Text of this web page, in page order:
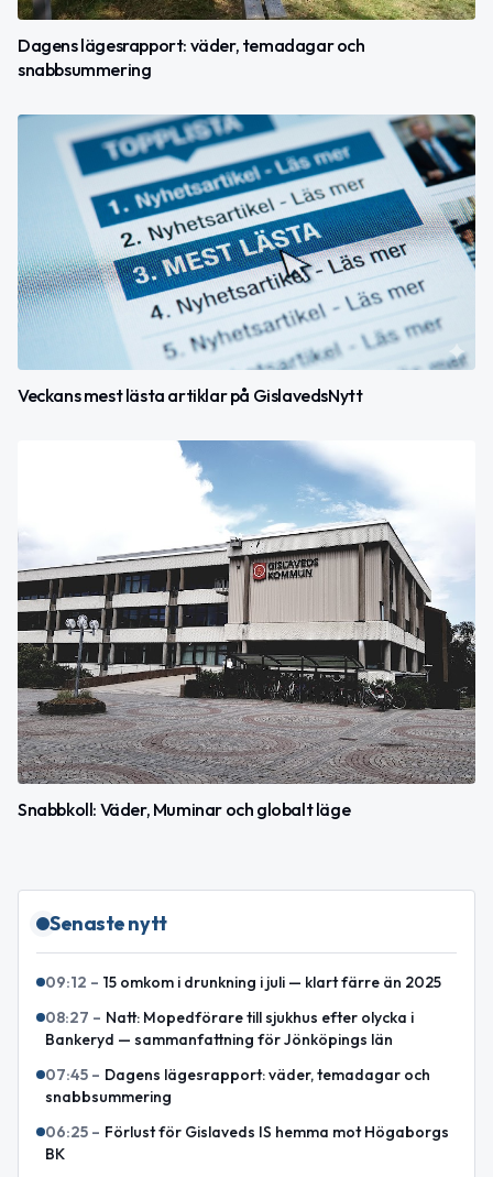
Dagens lägesrapport: väder, temadagar och
snabbsummering
Veckans mest lästa artiklar på GislavedsNytt
Snabbkoll: Väder, Muminar och globalt läge
Senaste nytt
09:12 – 15 omkom i drunkning i juli — klart färre än 2025
08:27 – Natt: Mopedförare till sjukhus efter olycka i
Bankeryd — sammanfattning för Jönköpings län
07:45 – Dagens lägesrapport: väder, temadagar och
snabbsummering
06:25 – Förlust för Gislaveds IS hemma mot Högaborgs
BK